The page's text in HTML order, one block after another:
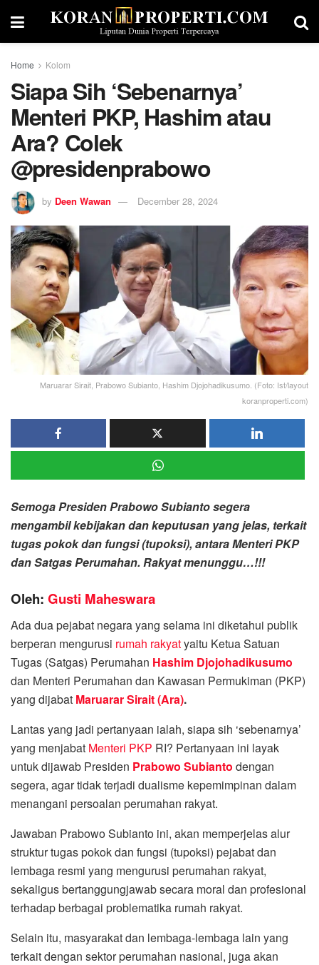
Home Kolom
Siapa Sih ‘Sebenarnya’
Menteri PKP, Hashim atau
Ara? Colek
@presidenprabowo
by Deen Wawan December 28, 2024
Maruarar Sirait, Prabowo Subianto, Hashim Djojohadikusumo. (Foto: Ist/layout
koranproperti.com)
Semoga Presiden Prabowo Subianto segera
mengambil kebijakan dan keputusan yang jelas, terkait
tugas pokok dan fungsi (tupoksi), antara Menteri PKP
dan Satgas Perumahan. Rakyat menunggu…!!!
Oleh: Gusti Maheswara
Ada dua pejabat negara yang selama ini diketahui publik
berperan mengurusi rumah rakyatyaitu Ketua Satuan
Tugas (Satgas) Perumahan Hashim Djojohadikusumo
dan Menteri Perumahan dan Kawasan Permukiman (PKP)
yang dijabat Maruarar Sirait (Ara).
Lantas yang jadi pertanyaan ialah, siapa sih ‘sebenarnya’
yang menjabat Menteri PKP RI? Pertanyaan ini layak
untuk dijawab Presiden Prabowo Subianto dengan
segera, agar tidak terjadi dualisme kepemimpinan dalam
menangani persoalan perumahan rakyat.
Jawaban Prabowo Subianto ini, akan memperjelas alur
struktur tugas pokok dan fungsi (tupoksi) pejabat dan
lembaga resmi yang mengurusi perumahan rakyat,
sekaligus bertanggungjawab secara moral dan profesional
terhadap berbagai problematika rumah rakyat.
Selain itu, masyarakat dan lembaga-lembaga lain yang
terkait dengan sektor perumahan nasional, juga akan